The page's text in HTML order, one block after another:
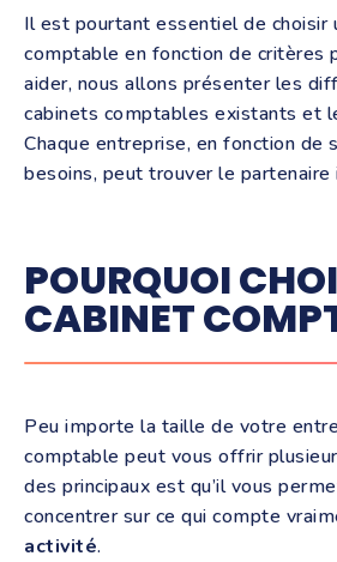
Il est pourtant essentiel de choisir
comptable en fonction de critères
aider, nous allons présenter les
cabinets comptables existants et
Chaque entreprise, en fonction de
besoins, peut trouver le partenaire
POURQUOI
CABINET
Peu importe la taille de votre
comptable peut vous offrir
des principaux est qu’il vous
concentrer sur ce qui compte
activité.